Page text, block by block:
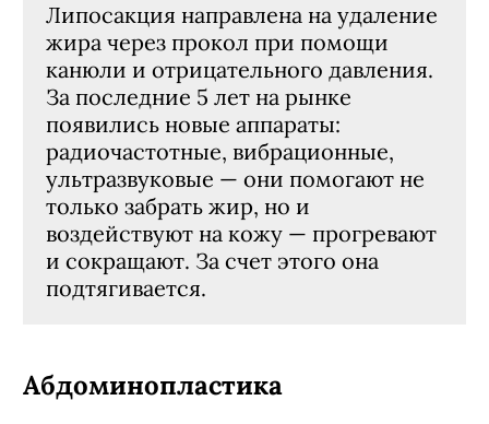
Липосакция направлена на удаление
жира через прокол при помощи
канюли и отрицательного давления.
За последние 5 лет на рынке
появились новые аппараты:
радиочастотные, вибрационные,
ультразвуковые — они помогают не
только забрать жир, но и
воздействуют на кожу — прогревают
и сокращают. За счет этого она
подтягивается.
Абдоминопластика